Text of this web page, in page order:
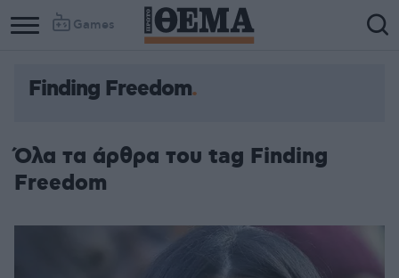
Games
Finding Freedom
Όλα τα άρθρα του tag Finding
Freedom